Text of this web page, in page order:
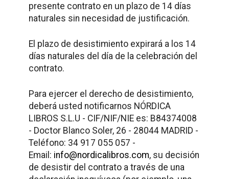
presente contrato en un plazo de 14 días
naturales sin necesidad de justificación.
El plazo de desistimiento expirará a los 14
días naturales del día de la celebración del
contrato.
Para ejercer el derecho de desistimiento,
deberá usted notificarnos NÓRDICA
LIBROS S.L.U - CIF/NIF/NIE es: B84374008
- Doctor Blanco Soler, 26 - 28044 MADRID -
Teléfono: 34 917 055 057 -
Email: info@nordicalibros.com, su decisión
de desistir del contrato a través de una